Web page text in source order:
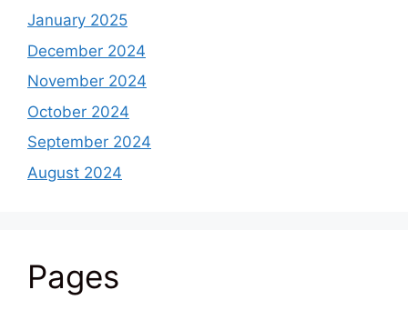
January 2025
December 2024
November 2024
October 2024
September 2024
August 2024
Pages